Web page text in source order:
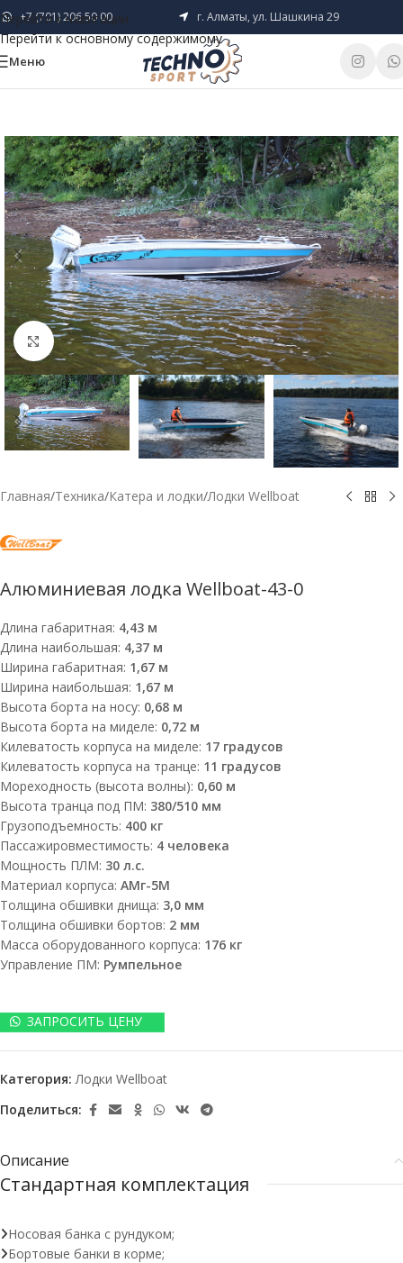
Перейти к навигации
Перейти к основному содержимому
+7 (701) 206 50 00 г. Алматы, ул. Шашкина 29
Меню
Нажмите, чтобы увеличить
Главная/Техника/Катера и лодки/Лодки Wellboat
Алюминиевая лодка Wellboat-43-0
Длина габаритная: 4,43 м
Длина наибольшая: 4,37 м
Ширина габаритная: 1,67 м
Ширина наибольшая: 1,67 м
Высота борта на носу: 0,68 м
Высота борта на миделе: 0,72 м
Килеватость корпуса на миделе: 17 градусов
Килеватость корпуса на транце: 11 градусов
Мореходность (высота волны): 0,60 м
Высота транца под ПМ: 380/510 мм
Грузоподъемность: 400 кг
Пассажировместимость: 4 человека
Мощность ПЛМ: 30 л.с.
Материал корпуса: АМг-5М
Толщина обшивки днища: 3,0 мм
Толщина обшивки бортов: 2 мм
Масса оборудованного корпуса: 176 кг
Управление ПМ: Румпельное
ЗАПРОСИТЬ ЦЕНУ
Категория: Лодки Wellboat
Поделиться:
Описание
Стандартная комплектация
Носовая банка с рундуком;
Бортовые банки в корме;